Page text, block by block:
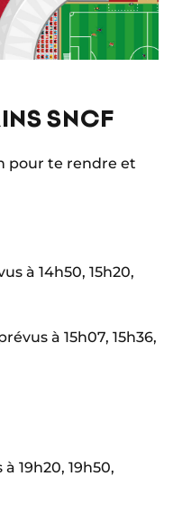
SNCF
pour te rendre et
à 14h50, 15h20,
à 15h07, 15h36,
19h20, 19h50,